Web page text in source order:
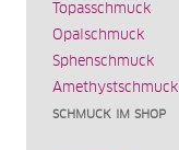
Topasschmuck
Opalschmuck
Sphenschmuck
Amethystschmuck
SCHMUCK IM SHOP